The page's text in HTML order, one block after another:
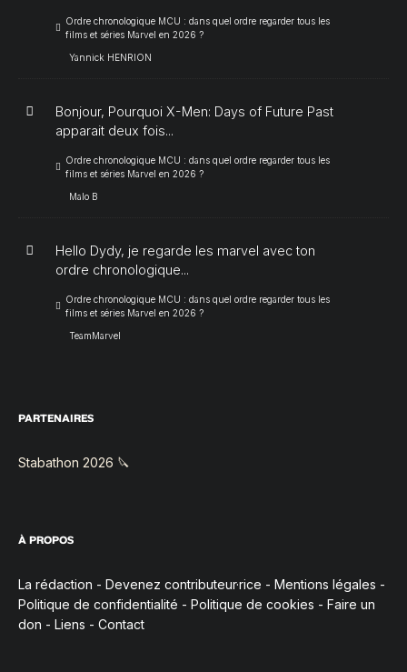
Ordre chronologique MCU : dans quel ordre regarder tous les
films et séries Marvel en 2026 ?
Yannick HENRION
Bonjour, Pourquoi X-Men: Days of Future Past
apparait deux fois...
Ordre chronologique MCU : dans quel ordre regarder tous les
films et séries Marvel en 2026 ?
Malo B
Hello Dydy, je regarde les marvel avec ton
ordre chronologique...
Ordre chronologique MCU : dans quel ordre regarder tous les
films et séries Marvel en 2026 ?
TeamMarvel
PARTENAIRES
Stabathon 2026 🔪
À PROPOS
La rédaction - Devenez contributeur·rice - Mentions légales -
Politique de confidentialité - Politique de cookies - Faire un
don - Liens - Contact